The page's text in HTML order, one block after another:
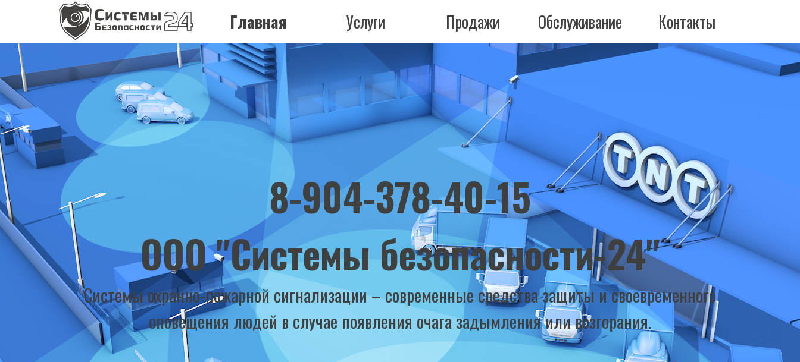
Главная Услуги Продажи Обслуживание Контакты
8-904-378-40-15
ООО "Системы безопасности-24"
Системы охранно-пожарной сигнализации – современные средства защиты и своевременного
оповещения людей в случае появления очага задымления или возгорания.